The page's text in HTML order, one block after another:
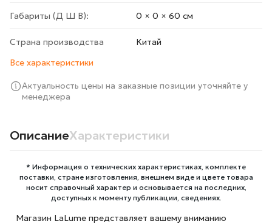
Габариты (Д Ш В): 0 × 0 × 60 cм
Страна производства
Китай
Все характеристики
Актуальность цены на заказные позиции уточняйте у
менеджера
ОписаниеХарактеристики
* Информация о технических характеристиках, комплекте
поставки, стране изготовления, внешнем виде и цвете товара
носит справочный характер и основывается на последних,
доступных к моменту публикации, сведениях.
Магазин LaLume представляет вашему вниманию